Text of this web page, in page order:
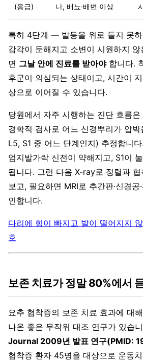
(응급) 나, 배뇨·배변 이상
특히 4단계 — 발등을 위로 들지 못
감각이 둔해지고 소변이 시원하지
면 그날 안에 진료를 받아야합니다.
후군이 의심되는 상태이고, 시간이
상으로 이어질 수 있습니다.
당원에서 자주 시행하는 진단 흐름
경학적 검사로 어느 신경뿌리가 압
L5, S1 중 어느 단계인지) 추정합니
엄지발가락 신전이 약해지고, S1이
됩니다. 그런 다음 X-ray로 정렬과
보고, 필요하면 MRI로 추간판·신경
인합니다.
다리에 힘이 빠지고 발이 떨어지지
호
보존 치료가 정말 80%에서
요추 협착증의 보존 치료 효과에 대
나온 좋은 무작위 대조 연구가 있습
Journal 2009년 발표 연구(PMID:
협착증 환자 45명을 대상으로 운동치